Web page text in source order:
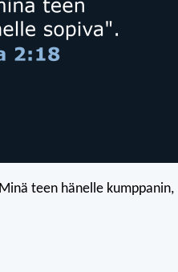
teen hänelle kumppanin,